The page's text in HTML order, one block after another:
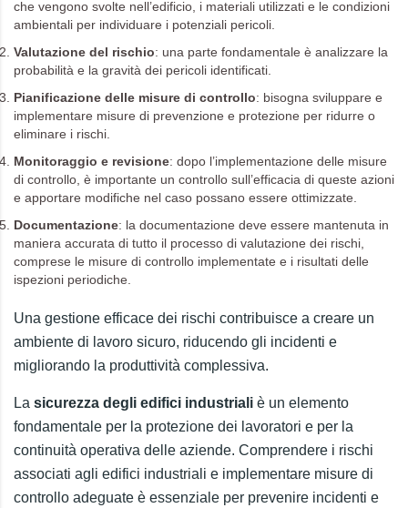
che vengono svolte nell’edificio, i materiali utilizzati e le condizioni
ambientali per individuare i potenziali pericoli.
Valutazione del rischio: una parte fondamentale è analizzare la
probabilità e la gravità dei pericoli identificati.
Pianificazione delle misure di controllo: bisogna sviluppare e
implementare misure di prevenzione e protezione per ridurre o
eliminare i rischi.
Monitoraggio e revisione: dopo l’implementazione delle misure
di controllo, è importante un controllo sull’efficacia di queste azioni
e apportare modifiche nel caso possano essere ottimizzate.
Documentazione: la documentazione deve essere mantenuta in
maniera accurata di tutto il processo di valutazione dei rischi,
comprese le misure di controllo implementate e i risultati delle
ispezioni periodiche.
Una gestione efficace dei rischi contribuisce a creare un
ambiente di lavoro sicuro, riducendo gli incidenti e
migliorando la produttività complessiva.
La sicurezza degli edifici industriali è un elemento
fondamentale per la protezione dei lavoratori e per la
continuità operativa delle aziende. Comprendere i rischi
associati agli edifici industriali e implementare misure di
controllo adeguate è essenziale per prevenire incidenti e